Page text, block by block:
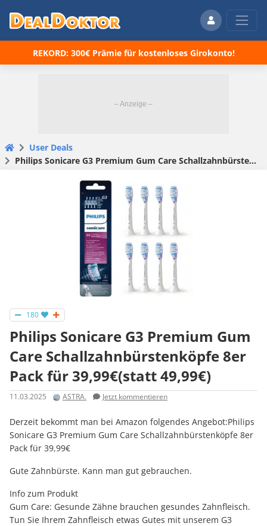
REKORD: 300€ Prämie für kostenloses Girokonto!
User Deals
Philips Sonicare G3 Premium Gum Care Schallzahnbürstenköpfe 8er Pack für 39,99€(statt 49,99€)
180
Philips Sonicare G3 Premium Gum
Care Schallzahnbürstenköpfe 8er
Pack für 39,99€(statt 49,99€)
11.03.2025 ASTRA. Jetzt kommentieren
Derzeit bekommt man bei Amazon folgendes Angebot:Philips
Sonicare G3 Premium Gum Care Schallzahnbürstenköpfe 8er
Pack für 39,99€
Gute Zahnbürste. Kann man gut gebrauchen.
Info zum Produkt
Gum Care: Gesunde Zähne brauchen gesundes Zahnfleisch.
Tun Sie Ihrem Zahnfleisch etwas Gutes mit unserem G3